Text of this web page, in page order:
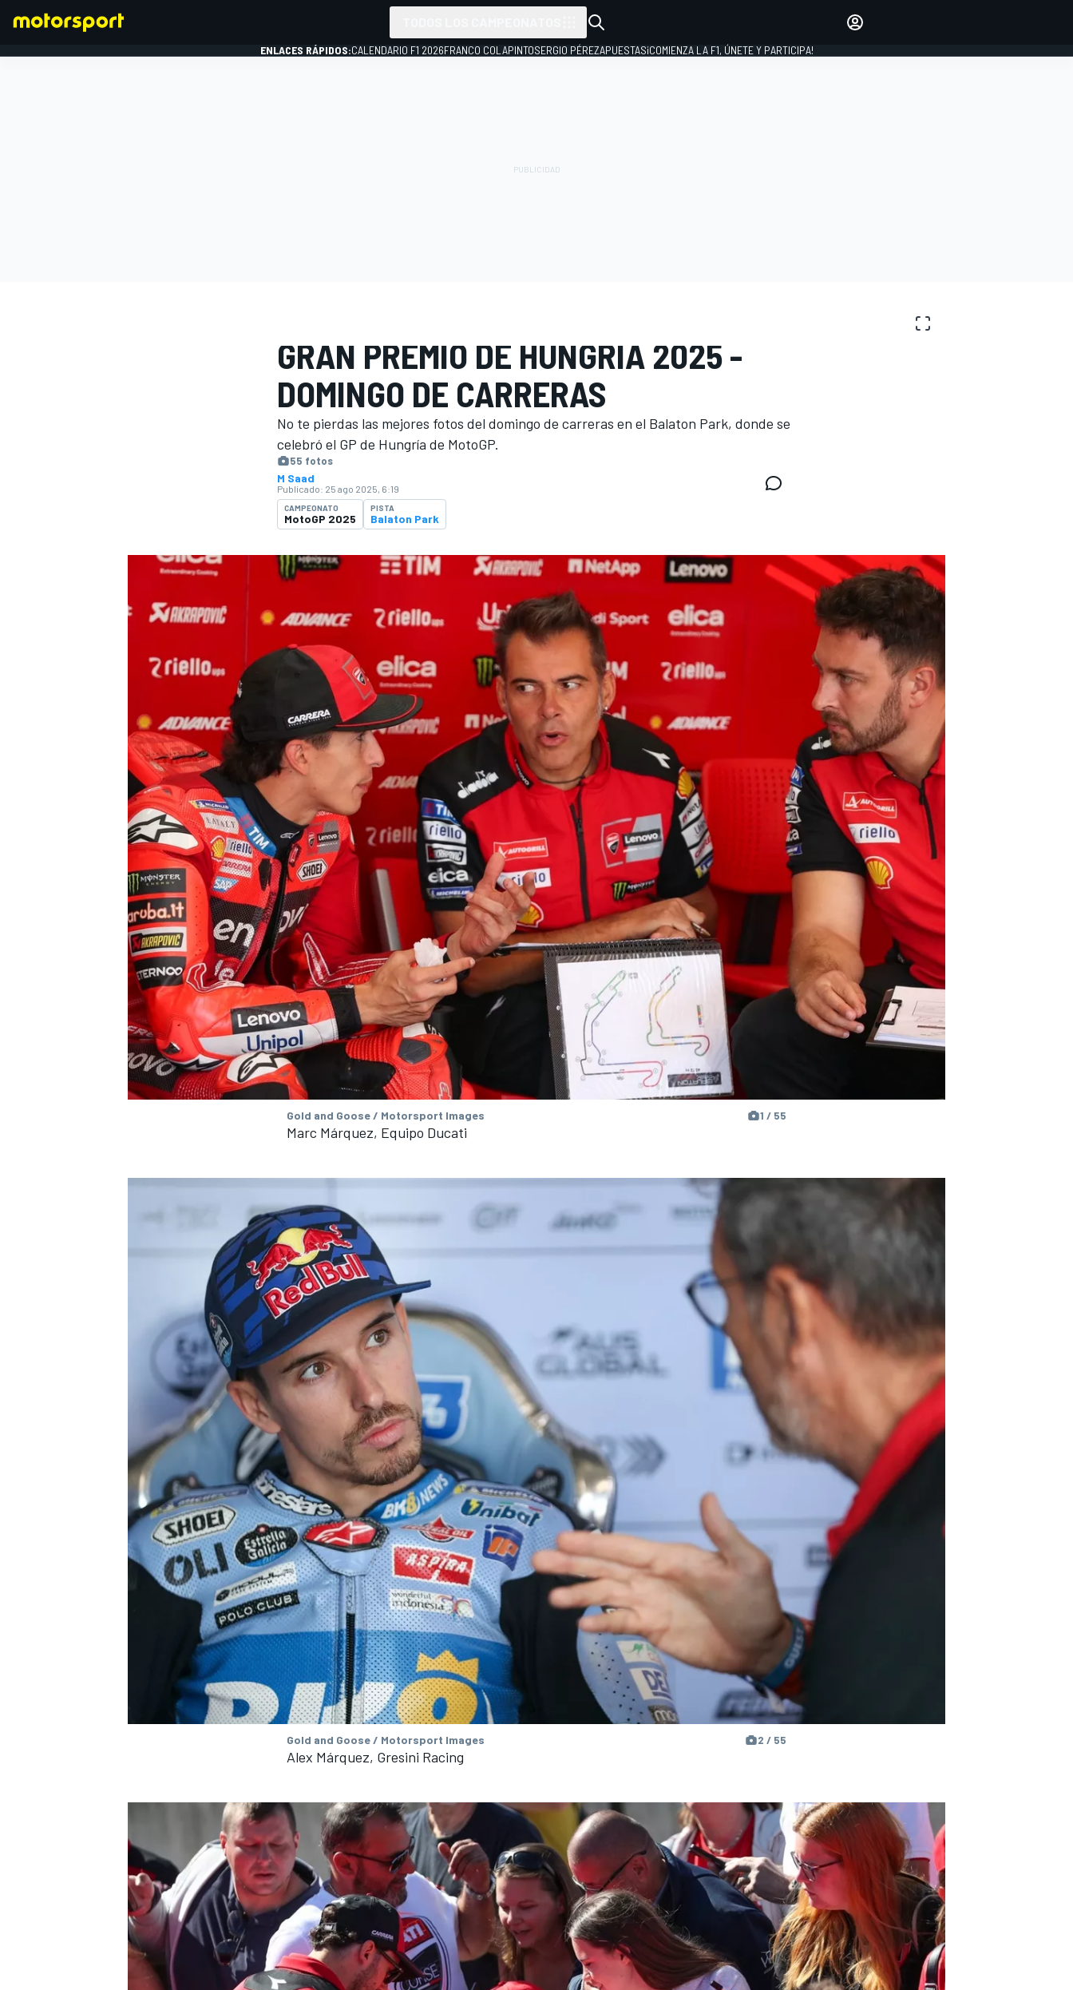
MOTOGP
NASCAR CUP
FÓRMULA E
INICIAR SESIÓN
ENLACES RÁPIDOS:CALENDARIO F1 2026FRANCO COLAPINTOSERGIO PÉREZAPUESTAS¡COMIENZA LA F1, ÚNETE Y PARTICIPA!
GRAN PREMIO DE HUNGRÍA 2025 -
DOMINGO DE CARRERAS
No te pierdas las mejores fotos del domingo de carreras en el Balaton Park, donde se
celebró el GP de Hungría de MotoGP.
55 fotos
M Saad
Publicado: 25 ago 2025, 6:19
CAMPEONATO
MotoGP 2025
PISTA
Balaton Park
Gold and Goose / Motorsport Images 1 / 55
Marc Márquez, Equipo Ducati
Gold and Goose / Motorsport Images 2 / 55
Alex Márquez, Gresini Racing